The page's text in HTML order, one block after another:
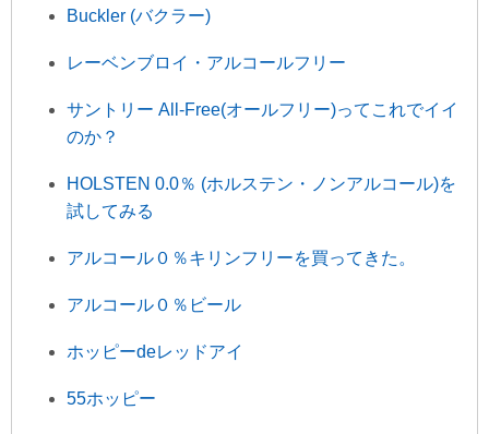
Buckler (バクラー)
レーベンブロイ・アルコールフリー
サントリー All-Free(オールフリー)ってこれでイイ
のか？
HOLSTEN 0.0％ (ホルステン・ノンアルコール)を
試してみる
アルコール０％キリンフリーを買ってきた。
アルコール０％ビール
ホッピーdeレッドアイ
55ホッピー